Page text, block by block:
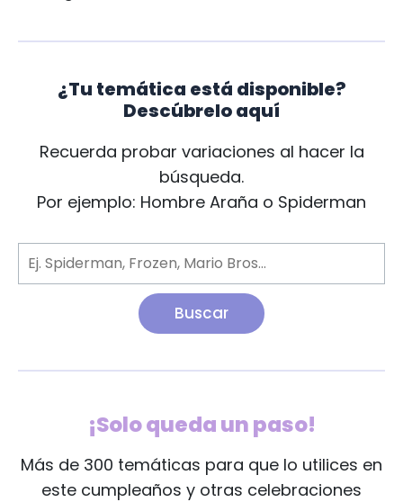
¿Tu temática está disponible?
Descúbrelo aquí
Recuerda probar variaciones al hacer la
búsqueda.
Por ejemplo: Hombre Araña o Spiderman
Buscar
¡Solo queda un paso!
Más de 300 temáticas para que lo utilices en
este cumpleaños y otras celebraciones